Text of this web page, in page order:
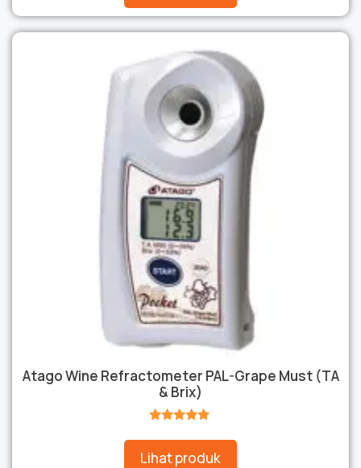
Atago Wine Refractometer PAL-Grape Must (TA
& Brix)
Lihat produk